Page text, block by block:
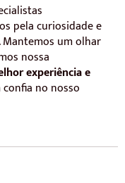
pela curiosidade e
um olhar
nossa
experiência e
no nosso